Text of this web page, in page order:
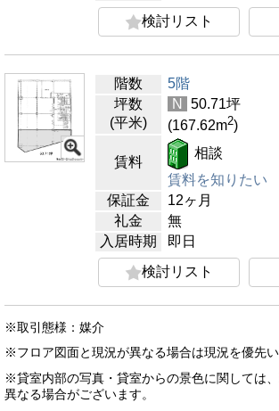
検討リスト
階数
5階
坪数
(平米)
N 50.71坪
(167.62m2)
賃料
相談
賃料を知りたい
保証金
12ヶ月
礼金
無
入居時期
即日
検討リスト
※取引態様：媒介
※フロア図面と現況が異なる場合は現況を優先い
※貸室内部の写真・貸室からの景色に関しては
異なる場合がございます。